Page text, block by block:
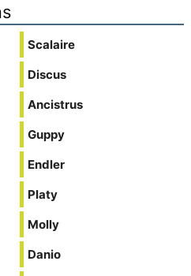
Scalaire
Discus
Ancistrus
Guppy
Endler
Platy
Molly
Danio